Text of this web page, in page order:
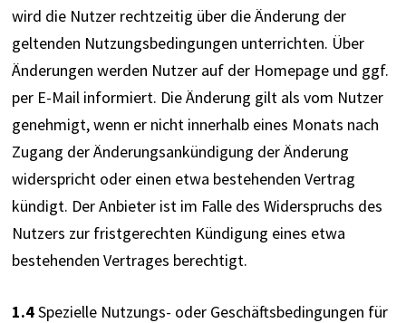
wird die Nutzer rechtzeitig über die Änderung der
geltenden Nutzungsbedingungen unterrichten. Über
Änderungen werden Nutzer auf der Homepage und ggf.
per E-Mail informiert. Die Änderung gilt als vom Nutzer
genehmigt, wenn er nicht innerhalb eines Monats nach
Zugang der Änderungsankündigung der Änderung
widerspricht oder einen etwa bestehenden Vertrag
kündigt. Der Anbieter ist im Falle des Widerspruchs des
Nutzers zur fristgerechten Kündigung eines etwa
bestehenden Vertrages berechtigt.
1.4 Spezielle Nutzungs- oder Geschäftsbedingungen für